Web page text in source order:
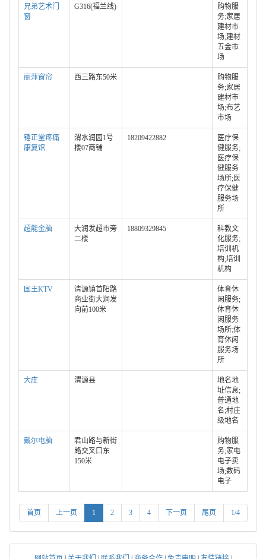
兄弟艺术门
窗
G316(福兰线)
购物服
务;家居
建材市
场;建材
五金市
场
丽萍窗帘 西三路东50米
购物服
务;家居
建材市
场;布艺
市场
锤正堂疼痛
康复馆
渭水润园1号
楼07商铺
18209422882
医疗保
健服务;
医疗保
健服务
场所;医
疗保健
服务场
所
超能金脑
大润发超市旁
二楼
18809329845
科教文
化服务;
培训机
构;培训
机构
国王KTV
清源镇首阳路
商业街大润发
向前100米
体育休
闲服务;
体育休
闲服务
场所;体
育休闲
服务场
所
大庄 渭源县
地名地
址信息;
普通地
名;村庄
级地名
戴尔电脑
君山路与新街
路交叉口东
150米
购物服
务;家电
电子卖
场;数码
电子
首页 上一页 1 2 3 4 下一页 尾页 1/4